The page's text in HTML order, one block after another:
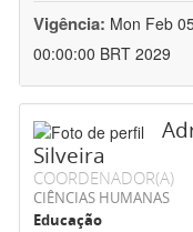
Vigência: Mon Feb
00:00:00 BRT 2029
Silveira
COORDENADOR(A)
CIÊNCIAS HUMANAS
Educação